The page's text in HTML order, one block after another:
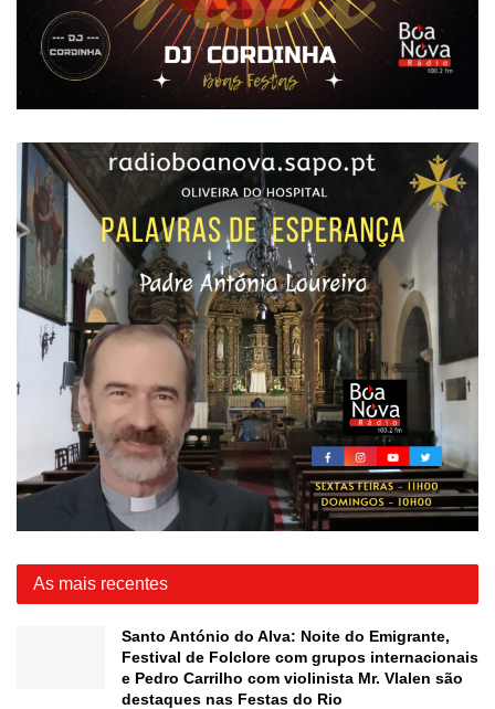
As mais recentes
Santo António do Alva: Noite do Emigrante,
Festival de Folclore com grupos internacionais
e Pedro Carrilho com violinista Mr. Vlalen são
destaques nas Festas do Rio